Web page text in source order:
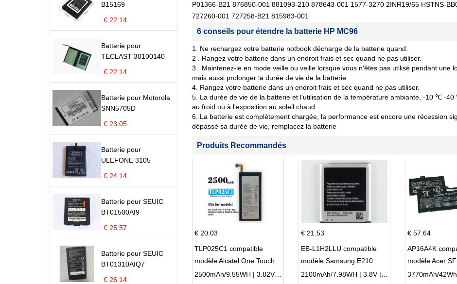
B15169
€ 22.14
Batterie pour
TECLAST 30100140
€ 22.14
Batterie pour Motorola
SNN5705D
€ 23.05
Batterie pour
ULEFONE 3105
€ 24.14
Batterie pour SEUIC
BT01500AI9
€ 25.57
Batterie pour SEUIC
BT01310AIQ7
€ 26.14
P01366-B21 876850-001 881093-210 878643-001 1577-3270 2INR19/65 HSTNS-
727260-001 727258-B21 815983-001
6 conseils pour étendre la batterie HP MC96
1. Ne rechargez votre batterie notbook décharge de la batterie quand.
2 . Rangez votre batterie dans un endroit frais et sec quand ne pas utiliser.
3 . Maintenez-le en mode veille ou veille lorsque vous n'êtes pas utilisé pendant une
mais aussi prolonger la durée de vie de la batterie
4. Rangez votre batterie dans un endroit frais et sec quand ne pas utiliser.
5. La durée de vie de la batterie et l'utilisation de la température ambiante, -10 ℃ -
au froid ou à l'exposition au soleil chaud.
6. La batterie est complètement chargée, la performance est encore une récession
dépassé sa durée de vie, remplacez la batterie
Produits Recommandés
€ 20.03
TLP025C1 compatible
modèle Alcatel One Touch
Pop 4 Plus OT-5056D
2500mAh/9.55WH | 3.82V | Li-ion ...
€ 21.53
EB-L1H2LLU compatible
modèle Samsung E210
E210K i939
€ 57.64
AP16A4K
modèle Acer
AO1-132 NE132